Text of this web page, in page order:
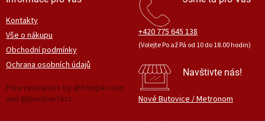
Kontakty
Vše o nákupu
Obchodní podmínky
Ochrana osobních údajů
Free resources by @freepik.com
and @pixelperfect
+420 775 645 138
(Volejte Po až Pá od 10 do 18.00 hodin)
Navštivte nás!
Nové Butovice / Metronom